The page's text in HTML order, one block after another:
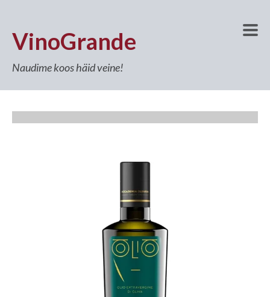
VinoGrande
Naudime koos häid veine!